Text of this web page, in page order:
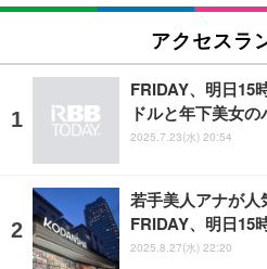
アクセスラ
FRIDAY、明日15
ドルと年下美女
2025.7.23(水) 20:54
若手美人アナが人
FRIDAY、明日15
2025.8.27(水) 22:20